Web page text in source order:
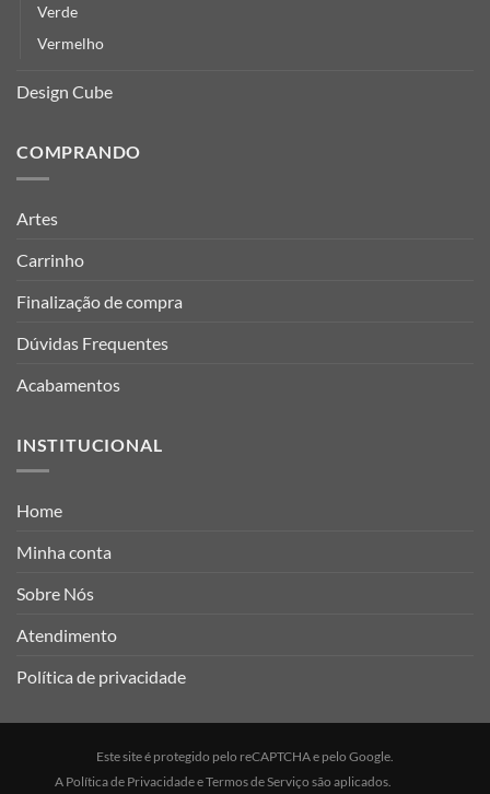
Verde
Vermelho
Design Cube
COMPRANDO
Artes
Carrinho
Finalização de compra
Dúvidas Frequentes
Acabamentos
INSTITUCIONAL
Home
Minha conta
Sobre Nós
Atendimento
Política de privacidade
Este site é protegido pelo reCAPTCHA e pelo Google.
A Política de PrivacidadeeTermos de Serviço são aplicados.